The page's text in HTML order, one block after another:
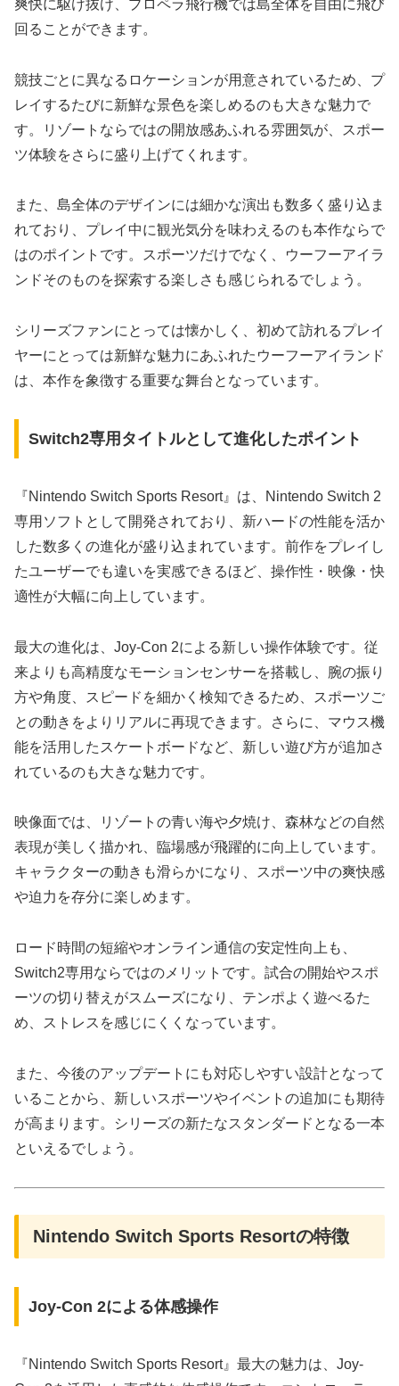
爽快に駆け抜け、プロペラ飛行機では島全体を自由に飛び
回ることができます。
競技ごとに異なるロケーションが用意されているため、プ
レイするたびに新鮮な景色を楽しめるのも大きな魅力で
す。リゾートならではの開放感あふれる雰囲気が、スポー
ツ体験をさらに盛り上げてくれます。
また、島全体のデザインには細かな演出も数多く盛り込ま
れており、プレイ中に観光気分を味わえるのも本作ならで
はのポイントです。スポーツだけでなく、ウーフーアイラ
ンドそのものを探索する楽しさも感じられるでしょう。
シリーズファンにとっては懐かしく、初めて訪れるプレイ
ヤーにとっては新鮮な魅力にあふれたウーフーアイランド
は、本作を象徴する重要な舞台となっています。
Switch2専用タイトルとして進化したポイント
『Nintendo Switch Sports Resort』は、Nintendo Switch 2
専用ソフトとして開発されており、新ハードの性能を活か
した数多くの進化が盛り込まれています。前作をプレイし
たユーザーでも違いを実感できるほど、操作性・映像・快
適性が大幅に向上しています。
最大の進化は、Joy-Con 2による新しい操作体験です。従
来よりも高精度なモーションセンサーを搭載し、腕の振り
方や角度、スピードを細かく検知できるため、スポーツご
との動きをよりリアルに再現できます。さらに、マウス機
能を活用したスケートボードなど、新しい遊び方が追加さ
れているのも大きな魅力です。
映像面では、リゾートの青い海や夕焼け、森林などの自然
表現が美しく描かれ、臨場感が飛躍的に向上しています。
キャラクターの動きも滑らかになり、スポーツ中の爽快感
や迫力を存分に楽しめます。
ロード時間の短縮やオンライン通信の安定性向上も、
Switch2専用ならではのメリットです。試合の開始やスポ
ーツの切り替えがスムーズになり、テンポよく遊べるた
め、ストレスを感じにくくなっています。
また、今後のアップデートにも対応しやすい設計となって
いることから、新しいスポーツやイベントの追加にも期待
が高まります。シリーズの新たなスタンダードとなる一本
といえるでしょう。
Nintendo Switch Sports Resortの特徴
Joy-Con 2による体感操作
『Nintendo Switch Sports Resort』最大の魅力は、Joy-